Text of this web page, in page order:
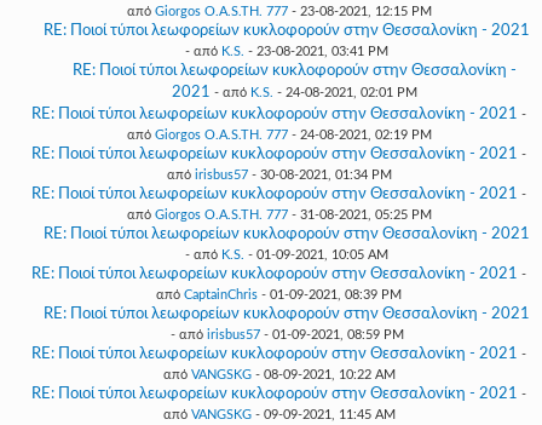
από Giorgos O.A.S.TH. 777- 23-08-2021, 12:15 PM
RE: Ποιοί τύποι λεωφορείων κυκλοφορούν στην Θεσσαλονίκη - 2021
- από K.S. - 23-08-2021, 03:41 PM
RE: Ποιοί τύποι λεωφορείων κυκλοφορούν στην Θεσσαλονίκη -
2021 - από K.S. - 24-08-2021, 02:01 PM
RE: Ποιοί τύποι λεωφορείων κυκλοφορούν στην Θεσσαλονίκη - 2021 -
από Giorgos O.A.S.TH. 777- 24-08-2021, 02:19 PM
RE: Ποιοί τύποι λεωφορείων κυκλοφορούν στην Θεσσαλονίκη - 2021 -
από irisbus57- 30-08-2021, 01:34 PM
RE: Ποιοί τύποι λεωφορείων κυκλοφορούν στην Θεσσαλονίκη - 2021 -
από Giorgos O.A.S.TH. 777- 31-08-2021, 05:25 PM
RE: Ποιοί τύποι λεωφορείων κυκλοφορούν στην Θεσσαλονίκη - 2021
- από K.S. - 01-09-2021, 10:05 AM
RE: Ποιοί τύποι λεωφορείων κυκλοφορούν στην Θεσσαλονίκη - 2021 -
από CaptainChris - 01-09-2021, 08:39 PM
RE: Ποιοί τύποι λεωφορείων κυκλοφορούν στην Θεσσαλονίκη - 2021
- από irisbus57- 01-09-2021, 08:59 PM
RE: Ποιοί τύποι λεωφορείων κυκλοφορούν στην Θεσσαλονίκη - 2021 -
από VANGSKG- 08-09-2021, 10:22 AM
RE: Ποιοί τύποι λεωφορείων κυκλοφορούν στην Θεσσαλονίκη - 2021 -
από VANGSKG- 09-09-2021, 11:45 AM